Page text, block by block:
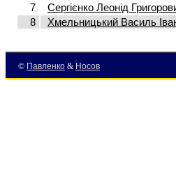
7
Сергієнко Леонід
8
Хмельницький Василь
© Павленко & Носов